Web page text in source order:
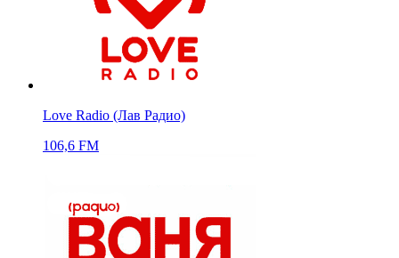
Love Radio (Лав Радио)
106,6 FM